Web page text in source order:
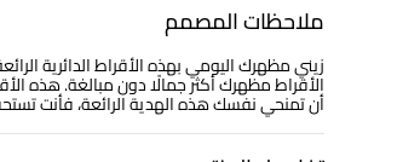
ملاحظات المصمم
زيني مظهرك اليومي بهذه الأقراط الدائرية
الأقراط مظهرك أكثر جمالًا دون مبالغة. هذه
أن تمنحي نفسك هذه الهدية الرائعة، فأنت